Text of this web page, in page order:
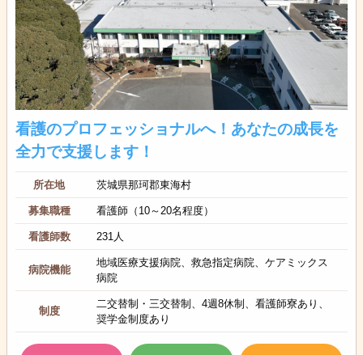
看護のプロフェッショナルへ！あなたの成長を
全力で支援します！
所在地 茨城県那珂郡東海村
募集職種 看護師（10～20名程度）
看護師数 231人
病院機能
地域医療支援病院、救急指定病院、ケアミックス
病院
制度
二交替制・三交替制、4週8休制、看護師寮あり、
奨学金制度あり